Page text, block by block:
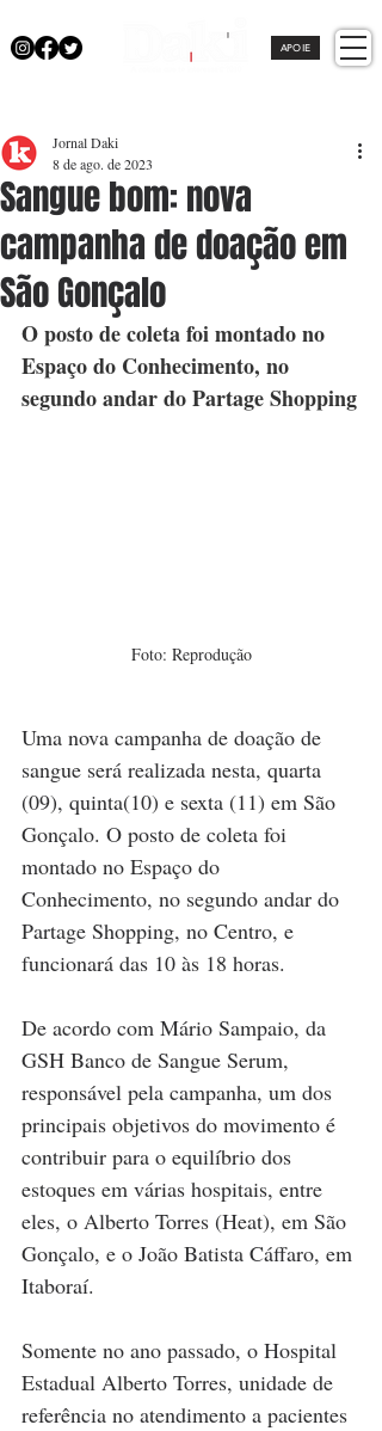
APOIE
Sangue bom: nova
campanha de doação em
São Gonçalo
Jornal Daki
8 de ago. de 2023
O posto de coleta foi montado no
Espaço do Conhecimento, no
segundo andar do Partage Shopping
Foto: Reprodução
Uma nova campanha de doação de
sangue será realizada nesta, quarta
(09), quinta(10) e sexta (11) em São
Gonçalo. O posto de coleta foi
montado no Espaço do
Conhecimento, no segundo andar do
Partage Shopping, no Centro, e
funcionará das 10 às 18 horas.
De acordo com Mário Sampaio, da
GSH Banco de Sangue Serum,
responsável pela campanha, um dos
principais objetivos do movimento é
contribuir para o equilíbrio dos
estoques em várias hospitais, entre
eles, o Alberto Torres (Heat), em São
Gonçalo, e o João Batista Cáffaro, em
Itaboraí.
Somente no ano passado, o Hospital
Estadual Alberto Torres, unidade de
referência no atendimento a pacientes